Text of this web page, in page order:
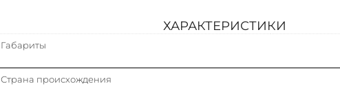
ХАРАКТЕРИСТИКИ
Габариты
Страна происхождения